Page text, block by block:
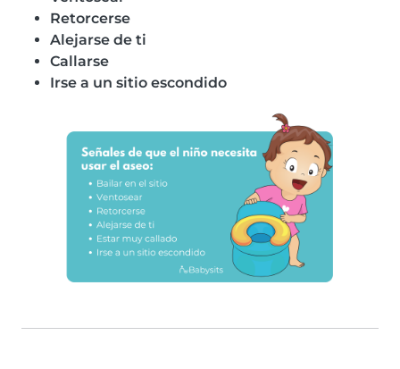
Retorcerse
Alejarse de ti
Callarse
Irse a un sitio escondido